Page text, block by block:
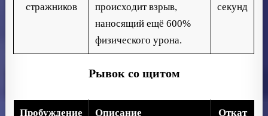
стражников
происходит взрыв,
наносящий ещё 600%
физического урона.
секунд
Рывок со щитом
Пробуждение Описание Откат